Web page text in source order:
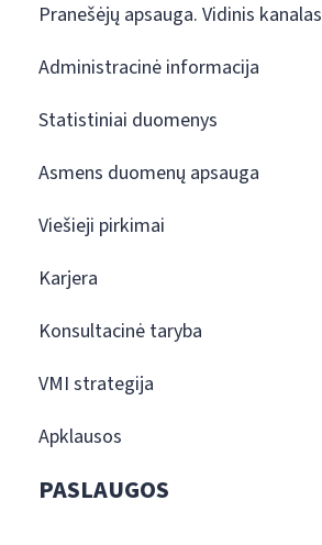
Pranešėjų apsauga. Vidinis kanalas
Administracinė informacija
Statistiniai duomenys
Asmens duomenų apsauga
Viešieji pirkimai
Karjera
Konsultacinė taryba
VMI strategija
Apklausos
PASLAUGOS